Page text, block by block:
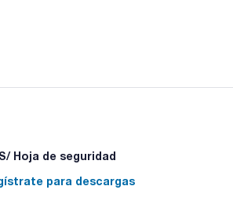
dureza y resistencia a la abrasión
Hoja de seguridad
para descargas